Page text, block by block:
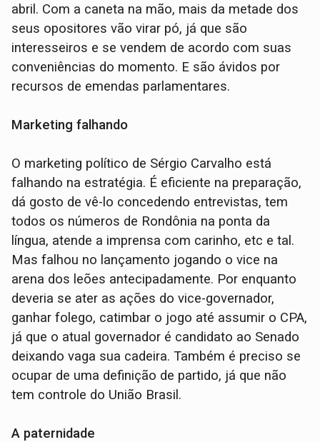
abril. Com a caneta na mão, mais da metade dos
seus opositores vão virar pó, já que são
interesseiros e se vendem de acordo com suas
conveniências do momento. E são ávidos por
recursos de emendas parlamentares.
Marketing falhando
O marketing político de Sérgio Carvalho está
falhando na estratégia. É eficiente na preparação,
dá gosto de vê-lo concedendo entrevistas, tem
todos os números de Rondônia na ponta da
língua, atende a imprensa com carinho, etc e tal.
Mas falhou no lançamento jogando o vice na
arena dos leões antecipadamente. Por enquanto
deveria se ater as ações do vice-governador,
ganhar folego, catimbar o jogo até assumir o CPA,
já que o atual governador é candidato ao Senado
deixando vaga sua cadeira. Também é preciso se
ocupar de uma definição de partido, já que não
tem controle do União Brasil.
A paternidade